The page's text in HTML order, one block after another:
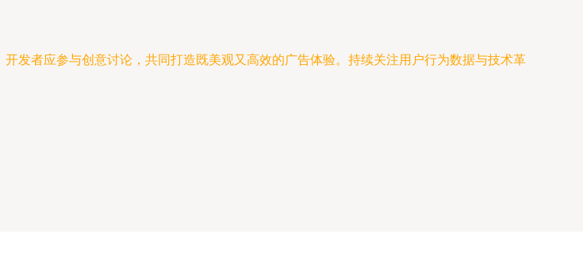
发者应参与创意讨论，共同打造既美观又高效的广告体验。持续关注用户行为数据与技术革